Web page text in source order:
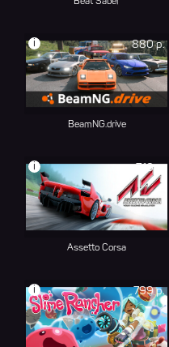
880 р.
i
BeamNG.drive
710 р.
i
Assetto Corsa
799 р.
i